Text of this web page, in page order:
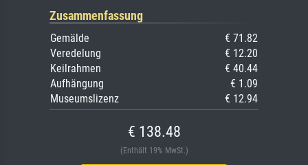
Zusammenfassung
Gemälde
€ 71.82
Veredelung
€ 12.20
Keilrahmen
€ 40.44
Aufhängung
€ 1.09
Museumslizenz
€ 12.94
€ 138.48
(Enthält 19% MwSt.)